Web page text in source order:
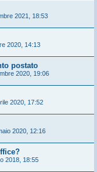
2021, 18:53
2020, 14:13
postato
2020, 19:06
2020, 17:52
2020, 12:16
2018, 18:55